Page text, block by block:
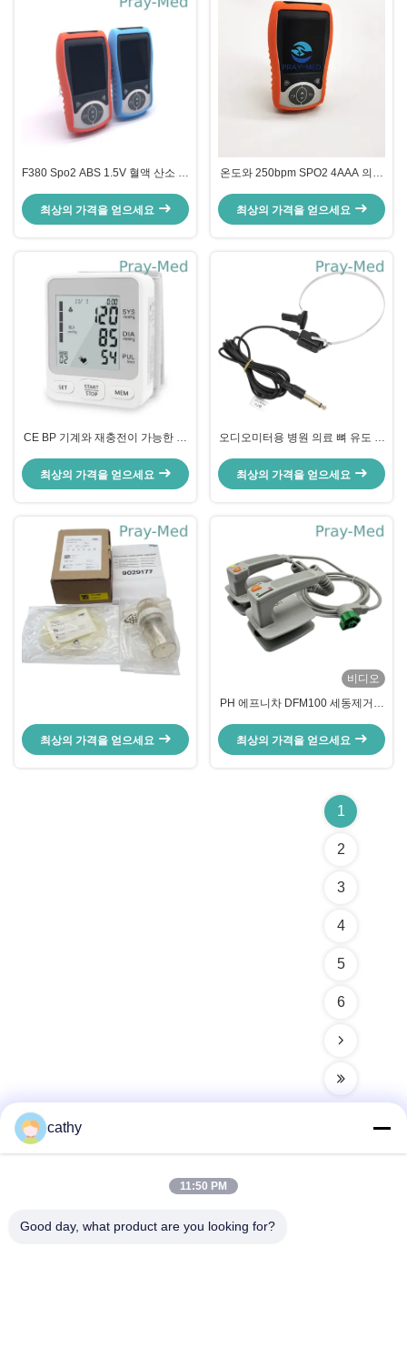
F380 Spo2 ABS 1.5V 혈액 산소 손
최상의 가격을 얻으세요
온도와 250bpm SPO2 4AAA 의학
최상의 가격을 얻으세요
CE BP 기계와 재충전이 가능한 손
최상의 가격을 얻으세요
오디오미터용 병원 의료 뼈 유도 헤
최상의 가격을 얻으세요
최상의 가격을 얻으세요
비디오
PH 에프니차 DFM100 세동제거기
최상의 가격을 얻으세요
1
2
3
4
5
6
주소
cathy
11:50 PM
Good day, what product are you looking for?